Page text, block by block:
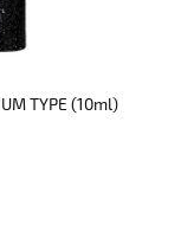
TYPE (10ml)